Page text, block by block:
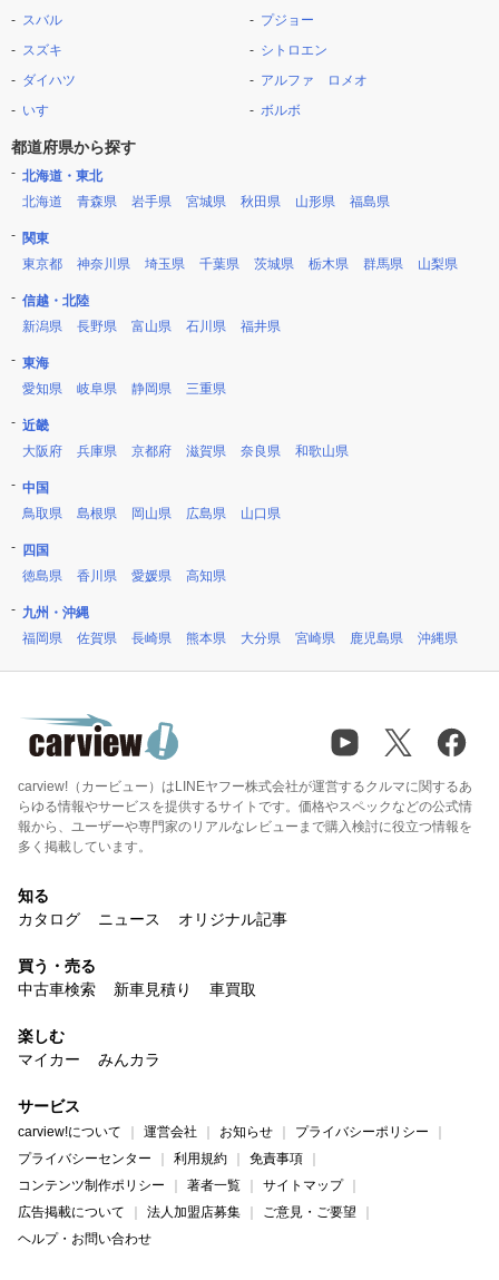
スバル
スズキ
ダイハツ
いすゞ
プジョー
シトロエン
アルファ ロメオ
ボルボ
都道府県から探す
北海道・東北
北海道
青森県 岩手県 宮城県 秋田県 山形県 福島県
関東
東京都
神奈川県 埼玉県 千葉県 茨城県 栃木県 群馬県 山梨県
信越・北陸
新潟県
長野県 富山県 石川県 福井県
東海
愛知県
岐阜県 静岡県 三重県
近畿
大阪府
兵庫県 京都府 滋賀県 奈良県 和歌山県
中国
鳥取県
島根県 岡山県 広島県 山口県
四国
徳島県
香川県 愛媛県 高知県
九州・沖縄
福岡県
佐賀県 長崎県 熊本県 大分県 宮崎県 鹿児島県 沖縄県
carview!（カービュー）はLINEヤフー株式会社が運営するクルマに関するあ
らゆる情報やサービスを提供するサイトです。価格やスペックなどの公式情
報から、ユーザーや専門家のリアルなレビューまで購入検討に役立つ情報を
多く掲載しています。
知る
カタログ
ニュース オリジナル記事
買う・売る
中古車検索
新車見積り 車買取
楽しむ
マイカー
みんカラ
サービス
carview!について 運営会社 お知らせ
プライバシーポリシー
プライバシーセンター
利用規約
免責事項
コンテンツ制作ポリシー
著者一覧
サイトマップ
広告掲載について
法人加盟店募集
ご意見・ご要望
ヘルプ・お問い合わせ